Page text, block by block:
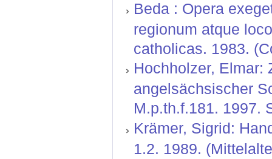
Beda : Opera
regionum atque
catholicas. 1983.
Hochholzer, Elmar:
angelsächsischer
M.p.th.f.181. 1997.
Krämer, Sigrid:
1.2. 1989.